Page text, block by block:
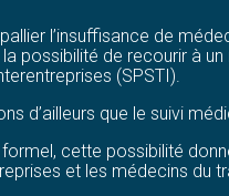
l’insuffisance de
la possibilité de recourir à
(SPSTI).
d’ailleurs que le suivi
formel, cette possibilité
et les médecins du